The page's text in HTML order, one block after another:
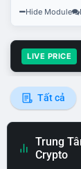
Hide Module
LIVE PRICE
Tất cả
Trung
Crypto